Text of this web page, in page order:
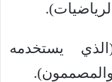
يستخدمه
والمصممون).